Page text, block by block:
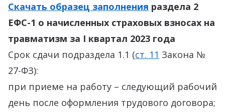
Скачать образец заполнения раздела 2
ЕФС-1 о начисленных страховых взносах на
травматизм за I квартал 2023 года
Срок сдачи подраздела 1.1 (ст. 11 Закона №
27-ФЗ):
при приеме на работу – следующий рабочий
день после оформления трудового договора;